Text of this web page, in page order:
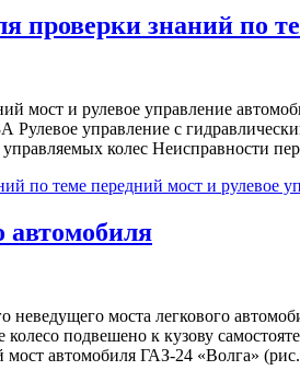
проверки знаний по
мост и рулевое управление
Рулевое управление с
колес Неисправности
по теме передний мост и рулевое
автомобиля
неведущего моста легкового
подвешено к кузову
автомобиля ГАЗ-24 «Волга»